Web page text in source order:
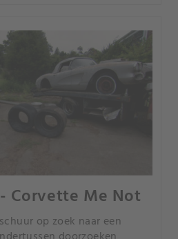
Corvette Me Not
op zoek naar een